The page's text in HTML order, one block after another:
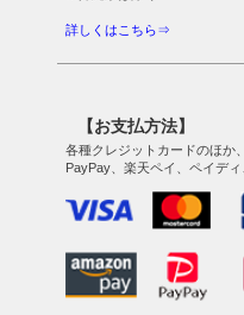
詳しくはこちら⇒
【お支払方法】
各種クレジットカードのほか
PayPay、楽天ペイ、ペイデ